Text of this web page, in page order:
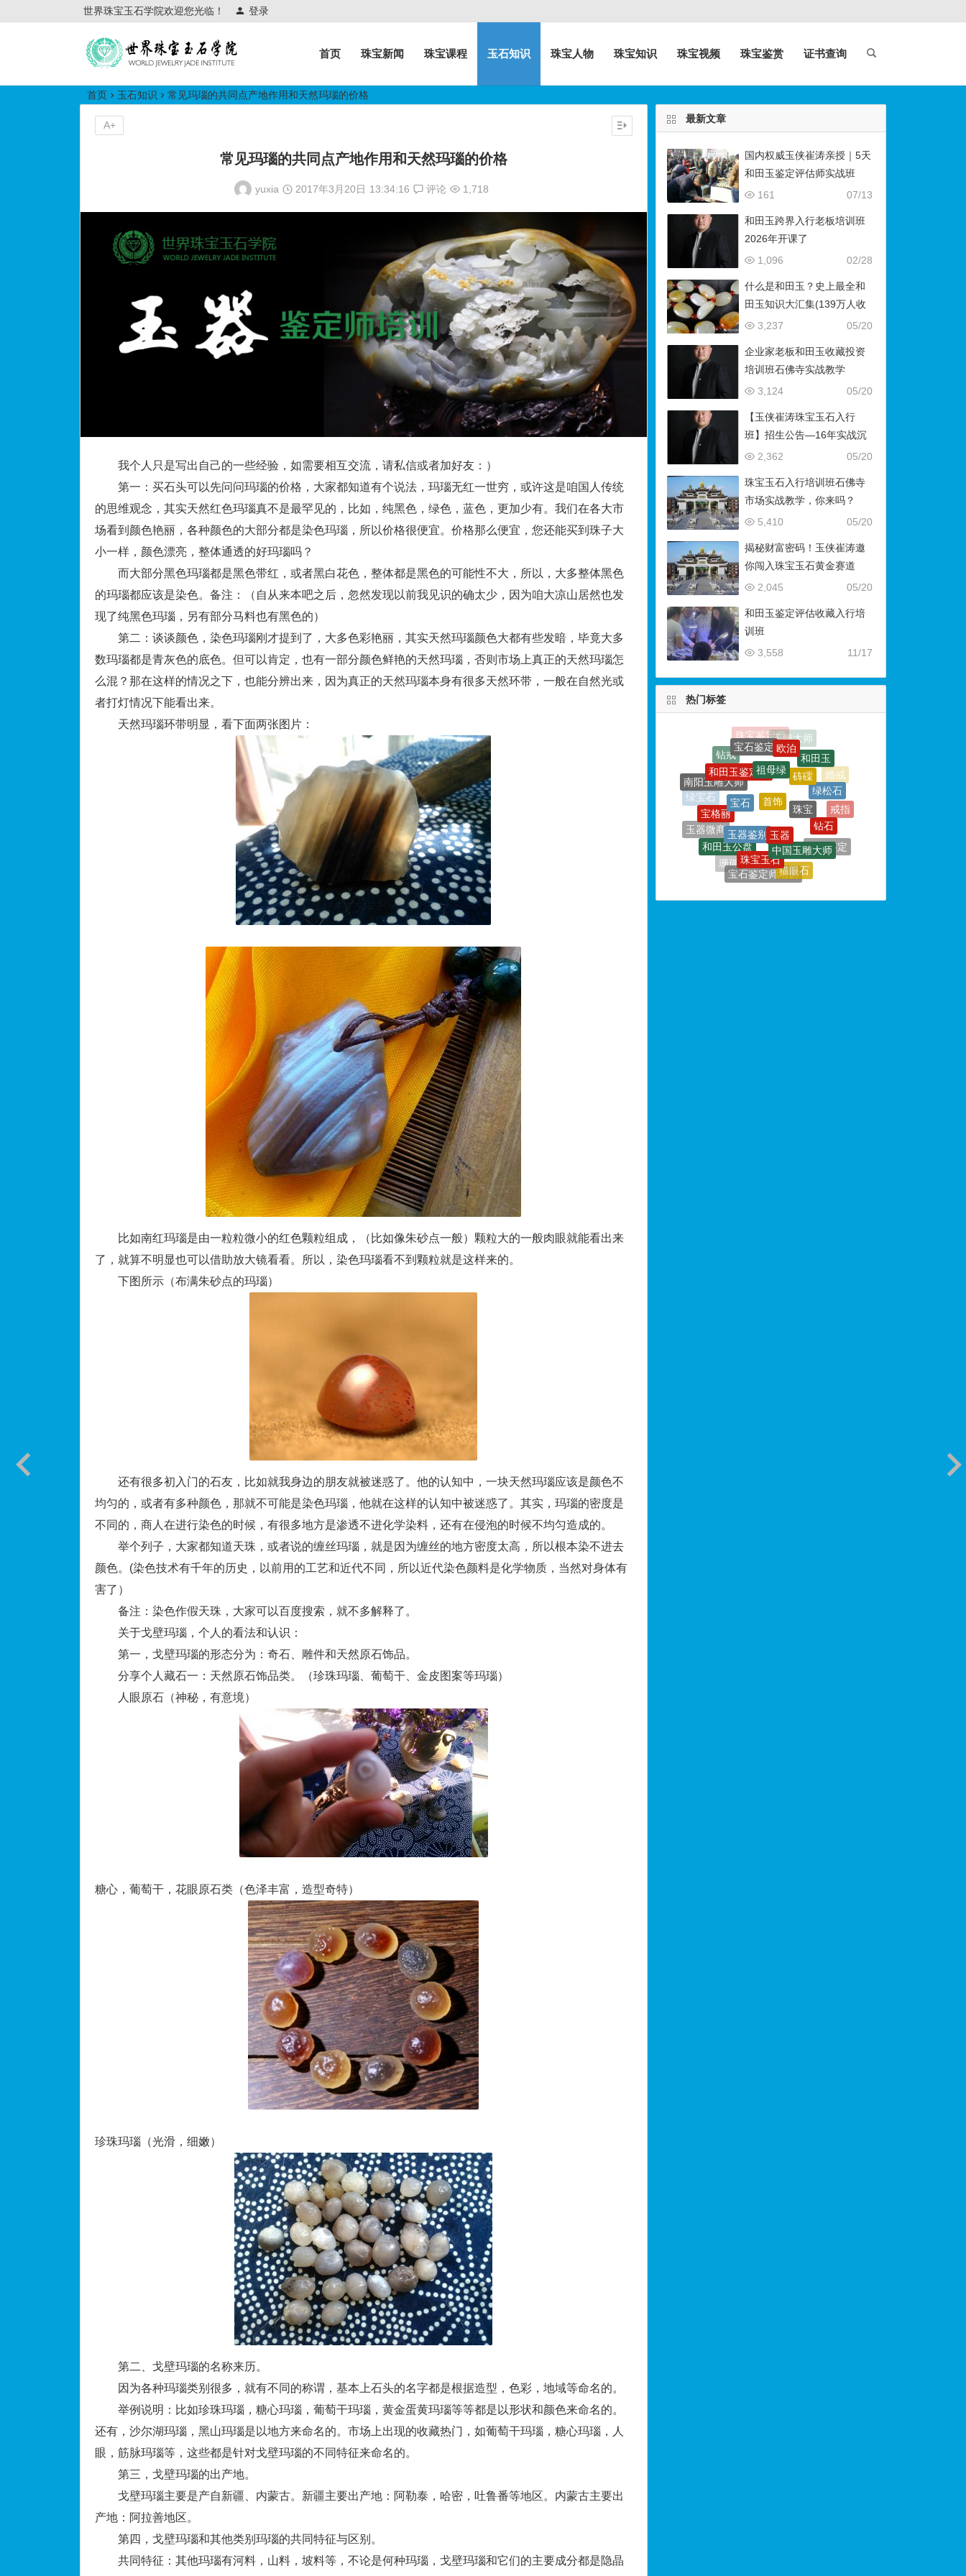
世界珠宝玉石学院欢迎您光临！ 登录
世界珠宝玉石学院培训中心
首页 珠宝新闻 珠宝课程 玉石知识 珠宝人物 珠宝知识 珠宝视频 珠宝鉴赏 证书查询
首页 玉石知识 常见玛瑙的共同点产地作用和天然玛瑙的价格
常见玛瑙的共同点产地作用和天然玛瑙的价格
yuxia 2017年3月20日 13:34:16 评论 1,718
我个人只是写出自己的一些经验，如需要相互交流，请私信或者加好友：）
第一：买石头可以先问问玛瑙的价格，大家都知道有个说法，玛瑙无红一世穷，或许这是咱国人传统
的思维观念，其实天然红色玛瑙真不是最罕见的，比如，纯黑色，绿色，蓝色，更加少有。我们在各大市
场看到颜色艳丽，各种颜色的大部分都是染色玛瑙，所以价格很便宜。价格那么便宜，您还能买到珠子大
小一样，颜色漂亮，整体通透的好玛瑙吗？
而大部分黑色玛瑙都是黑色带红，或者黑白花色，整体都是黑色的可能性不大，所以，大多整体黑色
的玛瑙都应该是染色。备注：（自从来本吧之后，忽然发现以前我见识的确太少，因为咱大凉山居然也发
现了纯黑色玛瑙，另有部分马料也有黑色的）
第二：谈谈颜色，染色玛瑙刚才提到了，大多色彩艳丽，其实天然玛瑙颜色大都有些发暗，毕竟大多
数玛瑙都是青灰色的底色。但可以肯定，也有一部分颜色鲜艳的天然玛瑙，否则市场上真正的天然玛瑙怎
么混？那在这样的情况之下，也能分辨出来，因为真正的天然玛瑙本身有很多天然环带，一般在自然光或
者打灯情况下能看出来。
天然玛瑙环带明显，看下面两张图片：
比如南红玛瑙是由一粒粒微小的红色颗粒组成，（比如像朱砂点一般）颗粒大的一般肉眼就能看出来
了，就算不明显也可以借助放大镜看看。所以，染色玛瑙看不到颗粒就是这样来的。
下图所示（布满朱砂点的玛瑙）
还有很多初入门的石友，比如就我身边的朋友就被迷惑了。他的认知中，一块天然玛瑙应该是颜色不
均匀的，或者有多种颜色，那就不可能是染色玛瑙，他就在这样的认知中被迷惑了。其实，玛瑙的密度是
不同的，商人在进行染色的时候，有很多地方是渗透不进化学染料，还有在侵泡的时候不均匀造成的。
举个列子，大家都知道天珠，或者说的缠丝玛瑙，就是因为缠丝的地方密度太高，所以根本染不进去
颜色。(染色技术有千年的历史，以前用的工艺和近代不同，所以近代染色颜料是化学物质，当然对身体有
害了）
备注：染色作假天珠，大家可以百度搜索，就不多解释了。
关于戈壁玛瑙，个人的看法和认识：
第一，戈壁玛瑙的形态分为：奇石、雕件和天然原石饰品。
分享个人藏石一：天然原石饰品类。（珍珠玛瑙、葡萄干、金皮图案等玛瑙）
人眼原石（神秘，有意境）
糖心，葡萄干，花眼原石类（色泽丰富，造型奇特）
珍珠玛瑙（光滑，细嫩）
第二、戈壁玛瑙的名称来历。
因为各种玛瑙类别很多，就有不同的称谓，基本上石头的名字都是根据造型，色彩，地域等命名的。
举例说明：比如珍珠玛瑙，糖心玛瑙，葡萄干玛瑙，黄金蛋黄玛瑙等等都是以形状和颜色来命名的。
还有，沙尔湖玛瑙，黑山玛瑙是以地方来命名的。市场上出现的收藏热门，如葡萄干玛瑙，糖心玛瑙，人
眼，筋脉玛瑙等，这些都是针对戈壁玛瑙的不同特征来命名的。
第三，戈壁玛瑙的出产地。
戈壁玛瑙主要是产自新疆、内蒙古。新疆主要出产地：阿勒泰，哈密，吐鲁番等地区。内蒙古主要出
产地：阿拉善地区。
第四，戈壁玛瑙和其他类别玛瑙的共同特征与区别。
共同特征：其他玛瑙有河料，山料，坡料等，不论是何种玛瑙，戈壁玛瑙和它们的主要成分都是隐晶
A+
最新文章
国内权威玉侠崔涛亲授｜5天
和田玉鉴定评估师实战班
（石佛寺9月开班）
07/13
161
和田玉跨界入行老板培训班
2026年开课了
02/28
1,096
什么是和田玉？史上最全和
田玉知识大汇集(139万人收
藏）
05/20
3,237
企业家老板和田玉收藏投资
培训班石佛寺实战教学
05/20
3,124
【玉侠崔涛珠宝玉石入行
班】招生公告—16年实战沉
淀，助你叩开财富与传承之
05/20
2,362
珠宝玉石入行培训班石佛寺
市场实战教学，你来吗？
05/20
5,410
揭秘财富密码！玉侠崔涛邀
你闯入珠宝玉石黄金赛道
05/20
2,045
和田玉鉴定评估收藏入行培
训班
11/17
3,558
热门标签
欧泊
绿宝石
南阳玉雕大师
和田玉鉴定师
祖母绿
砗磲
绿松石
戒指
玉文化
玉器鉴定师
玛瑙
玉器微商
宝格丽
宝石
首饰
珠宝
钻石
珠宝鉴定
珍珠
玉石鉴定师
独山论玉
珊瑚
和田玉公盘
玉器鉴别玉器
中国玉雕大师
猫眼石
宝石鉴定师培训
珠宝玉石